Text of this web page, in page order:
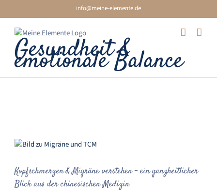
to
content
info@meine-elemente.de
Gesundheit &
emotionale Balance
Kopfschmerzen & Migräne verstehen – ein
Medizin
Kopfschmerzen & Migräne verstehen – ein ganzheitlicher
Blick aus der chinesischen Medizin